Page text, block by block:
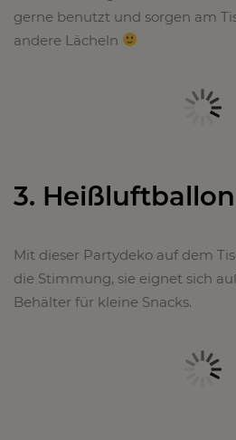
gerne benutzt und sorgen am
andere Lächeln
3.
Mit dieser Partydeko auf dem
die Stimmung, sie eignet sich
Behälter für kleine Snacks.